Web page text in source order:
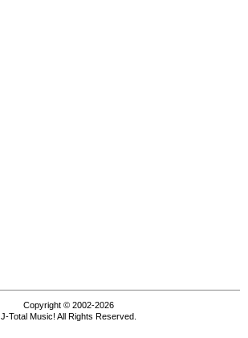
Copyright © 2002-2026
J-Total Music! All Rights Reserved.